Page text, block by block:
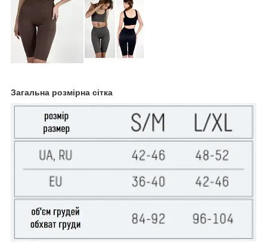
Загальна розмірна сітка